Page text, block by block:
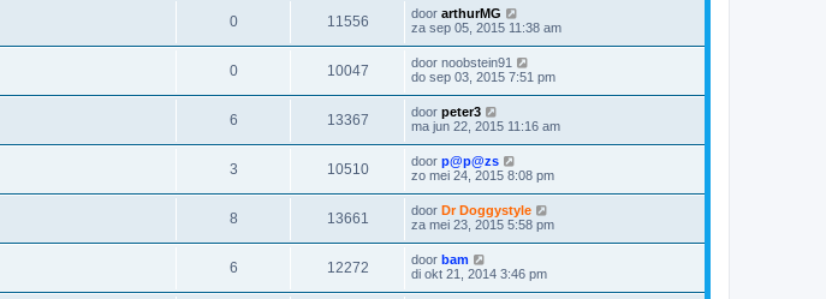
0 11556 door arthurMG
za sep 05, 2015 11:38 am
0 10047 door noobstein91
do sep 03, 2015 7:51 pm
6 13367 door peter3
ma jun 22, 2015 11:16 am
3 10510 door p@p@zs
zo mei 24, 2015 8:08 pm
8 13661 door Dr Doggystyle
za mei 23, 2015 5:58 pm
6 12272 door bam
di okt 21, 2014 3:46 pm